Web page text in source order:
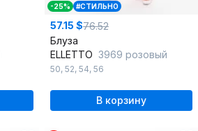
-25% #СТИЛЬНО
57.15 $76.52
Блуза
ELLETTO 3969 розовый
50, 52, 54, 56
В корзину